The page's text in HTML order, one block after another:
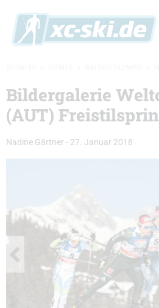
Bildergalerie
(AUT)
Nadine Gärtner - 27. Januar 2018